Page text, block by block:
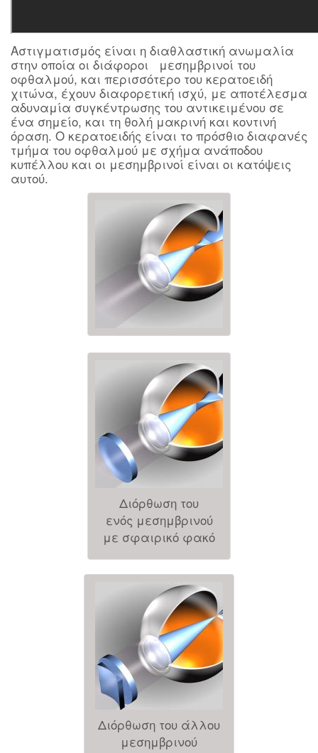
Αστιγματισμός είναι η διαθλαστική ανωμαλία
στην οποία οι διάφοροι μεσημβρινοί του
οφθαλμού, και περισσότερο του κερατοειδή
χιτώνα, έχουν διαφορετική ισχύ, με αποτέλεσμα
αδυναμία συγκέντρωσης του αντικειμένου σε
ένα σημείο, και τη θολή μακρινή και κοντινή
όραση. Ο κερατοειδής είναι το πρόσθιο διαφανές
τμήμα του οφθαλμού με σχήμα ανάποδου
κυπέλλου και οι μεσημβρινοί είναι οι κατόψεις
αυτού.
Διόρθωση του
ενός μεσημβρινού
με σφαιρικό φακό
Διόρθωση του άλλου
μεσημβρινού